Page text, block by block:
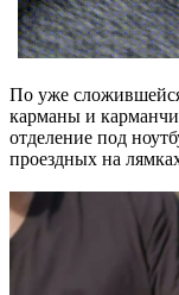
По уже
карманы и
отделение под
проездных на